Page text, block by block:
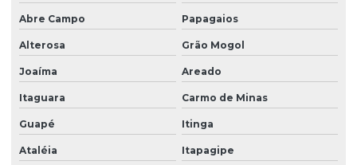
Abre Campo Papagaios
Alterosa Grão Mogol
Joaíma Areado
Itaguara Carmo de Minas
Guapé Itinga
Ataléia Itapagipe